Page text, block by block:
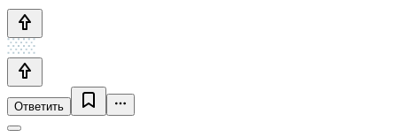
Ответить